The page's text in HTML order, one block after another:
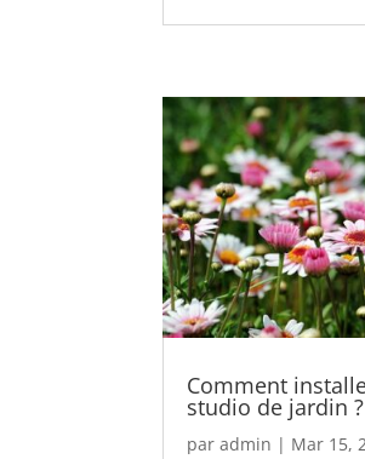
Comment
studio de jardin ?
paradmin | Mar 15,